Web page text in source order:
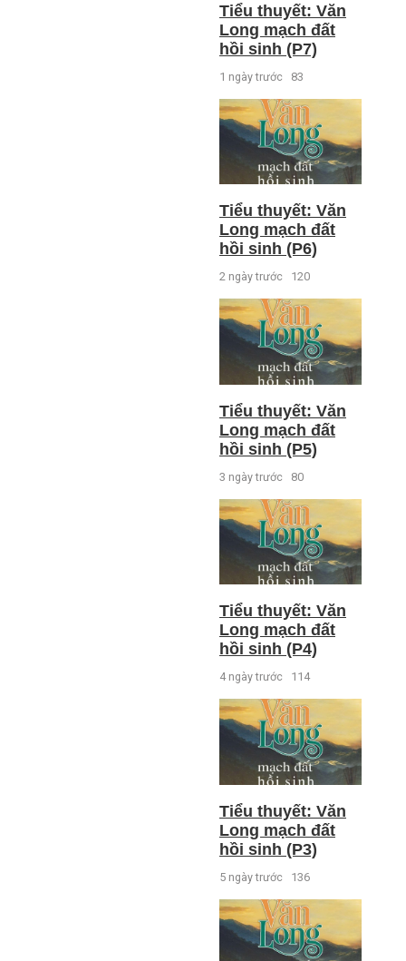
Tiểu thuyết: Văn
Long mạch đất
hồi sinh (P7)
1 ngày trước 83
Tiểu thuyết: Văn
Long mạch đất
hồi sinh (P6)
2 ngày trước 120
Tiểu thuyết: Văn
Long mạch đất
hồi sinh (P5)
3 ngày trước 80
Tiểu thuyết: Văn
Long mạch đất
hồi sinh (P4)
4 ngày trước 114
Tiểu thuyết: Văn
Long mạch đất
hồi sinh (P3)
5 ngày trước 136